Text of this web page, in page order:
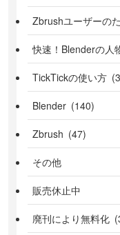
Zbrushユーザーの
快速！Blenderの人
TickTickの使い方
Blender (140)
Zbrush (47)
その他
販売休止中
廃刊により無料化